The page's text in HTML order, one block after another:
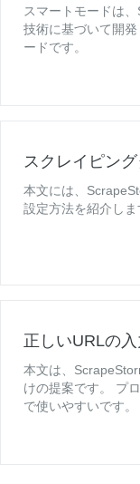
スマートモードは
技術に基づいて開
ードです。
スクレイピン
本文には、
設定方法を紹介しま
正しいURLの
本文は、
けの提案です。 プ
で使いやすいです。